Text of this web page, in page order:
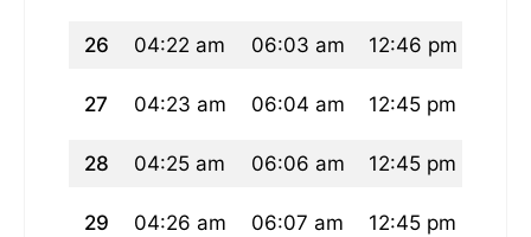
26 04:22 am 06:03 am 12:46 pm
27 04:23 am 06:04 am 12:45 pm
28 04:25 am 06:06 am 12:45 pm
29 04:26 am 06:07 am 12:45 pm